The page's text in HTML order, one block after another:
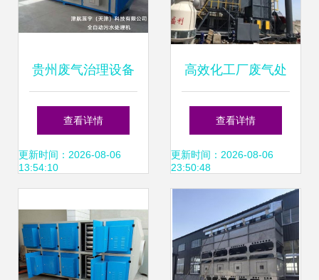
贵州废气治理设备
厂 高效产品助力绿
色生产
查看详情
更新时间：2026-08-06
13:54:10
高效化工厂废气处
理设备 守卫绿色家
园的关键技术
查看详情
更新时间：2026-08-06
23:50:48